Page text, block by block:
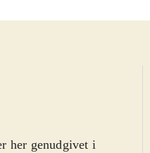
her genudgivet i